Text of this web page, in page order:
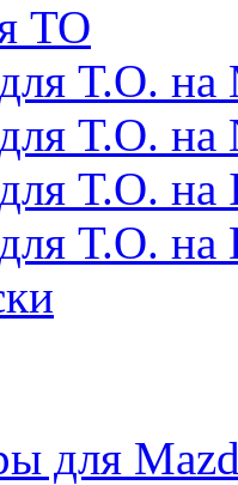
ТО
Т.О. на
Т.О. на
для Т.О.
Т.О. на
для